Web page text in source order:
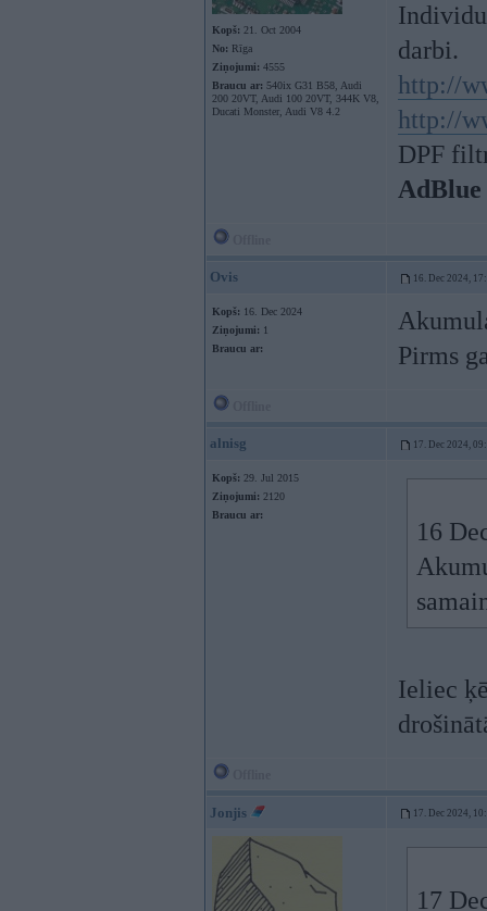
Kopš: 21. Oct 2004
No: Rīga
Ziņojumi: 4555
Braucu ar: 540ix G31 B58, Audi
200 20VT, Audi 100 20VT, 344K V8,
Ducati Monster, Audi V8 4.2
darbi.
http://
http://
DPF
Ovis 16. Dec 2024,
Kopš: 16. Dec 2024
Ziņojumi: 1
Braucu ar:
Pirms
alnisg 17. Dec 2024,
Kopš: 29. Jul 2015
Ziņojumi: 2120
Braucu ar:
16
Ieliec
Jonjis 17. Dec 2024,
17